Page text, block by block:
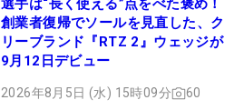
選手は“長く使える”点をべた褒め！
創業者復帰でソールを見直した、ク
リーブランド『RTZ 2』ウェッジが
9月12日デビュー
2026年8月5日 (水) 15時09分 60